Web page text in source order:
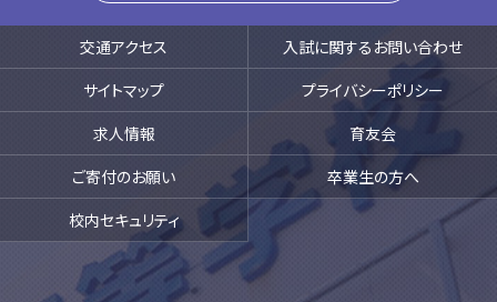
交通アクセス
入試に関するお問い合わせ
サイトマップ
プライバシーポリシー
求人情報
育友会
ご寄付のお願い
卒業生の方へ
校内セキュリティ